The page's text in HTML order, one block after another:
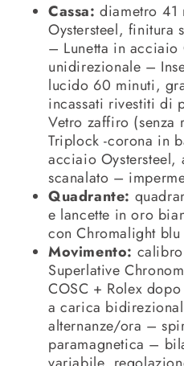
Cassa: diametro 41
Oystersteel, finitura
– Lunetta in acciaio
unidirezionale –
lucido 60 minuti,
incassati rivestiti di
Vetro zaffiro
Triplock -corona in
acciaio Oystersteel,
scanalato –
Quadrante:
e lancette in oro
con Chromalight
Movimento:
Superlative
COSC + Rolex
a carica
alternanze/ora –
paramagnetica –